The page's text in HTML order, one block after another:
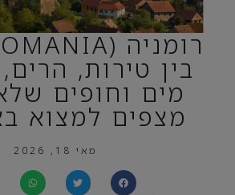
בין טירות,
מים וחופים
מצפים למצוא
מאי 18, 2026